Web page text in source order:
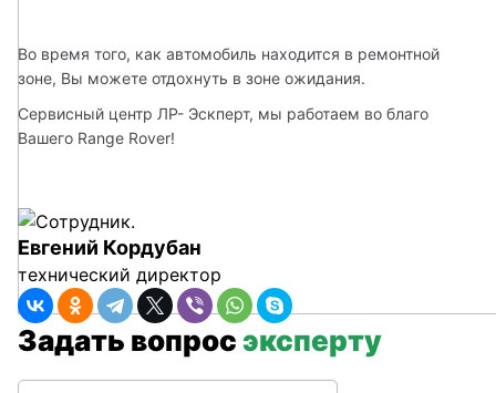
Во время того, как автомобиль находится в ремонтной
зоне, Вы можете отдохнуть в зоне ожидания.
Сервисный центр ЛР- Эскперт, мы работаем во благо
Вашего Range Rover!
Евгений Кордубан
технический директор
Задать вопросэксперту